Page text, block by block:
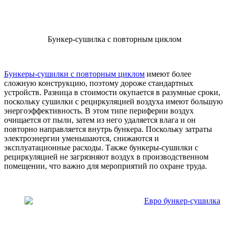
Бункер-сушилка с повторным циклом
Бункеры-сушилки с повторным циклом имеют более
сложную конструкцию, поэтому дороже стандартных
устройств. Разница в стоимости окупается в разумные сроки,
поскольку сушилки с рециркуляцией воздуха имеют большую
энергоэффективность. В этом типе периферии воздух
очищается от пыли, затем из него удаляется влага и он
повторно направляется внутрь бункера. Поскольку затраты
электроэнергии уменьшаются, снижаются и
эксплуатационные расходы. Также бункеры-сушилки с
рециркуляцией не загрязняют воздух в производственном
помещении, что важно для мероприятий по охране труда.